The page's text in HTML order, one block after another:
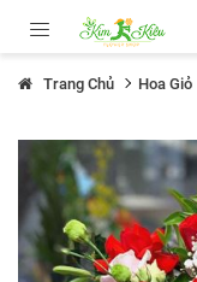
Trang Chủ Hoa Giỏ